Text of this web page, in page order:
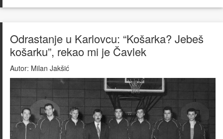
Odrastanje u Karlovcu: “Košarka? Jebeš
košarku”, rekao mi je Čavlek
Autor: Milan Jakšić